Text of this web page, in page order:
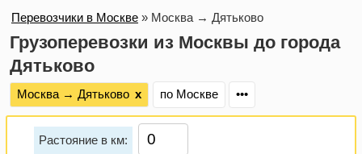
Перевозчики в Москве » Москва → Дятьково
Грузоперевозки из Москвы до города
Дятьково
Москва → Дятьково х по Москве •••
Растояние в км: